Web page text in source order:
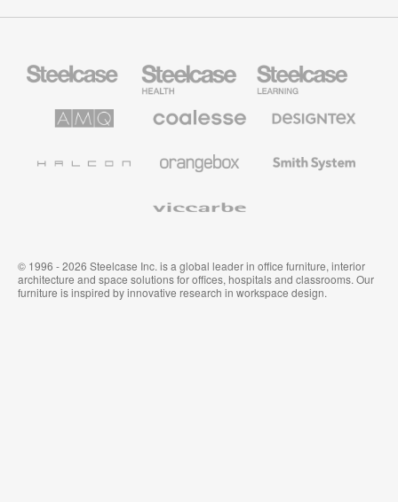
Büromöbel
Health
Education
Möbel
Solutions
Büromöbel
Textilien
System
© 1996 - 2026 Steelcase Inc. is a global leader in office furniture, interior
architecture and space solutions for offices, hospitals and classrooms. Our
furniture is inspired by innovative research in workspace design.